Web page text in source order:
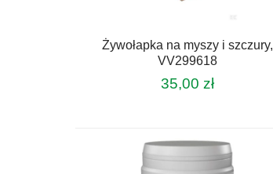
Żywołapka na myszy i szczury,
VV299618
35,00zł